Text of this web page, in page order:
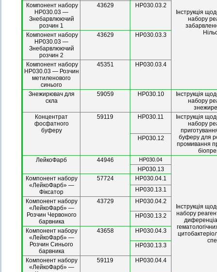
Інструкція
набору
Компонент набору
HP030.03 —
Знебарвлюючий
розчин 1
43629 HP030.03.2
Компонент набору
HP030.03 —
Знебарвлюючий
розчин 2
43629 HP030.03.3
Компонент набору
HP030.03 — Розчин
метиленового
синього
45351 HP030.03.4
Знежирювач для
скла
59059 HP030.10
Інструкція
набору
Концентрат
фосфатного
буферу
59119 НР030.11
Інструкція
набору
буферу для
промивання
НР030.12
ЛейкоФарб 44946 НР030.04
Інструкція
набору
НР030.13
Компонент набору
«ЛейкоФарб» —
Фіксатор
57724
НР030.04.1
НР030.13.1
Компонент набору
«ЛейкоФарб» —
Розчин Червоного
барвника
43729 НР030.04.2
НР030.13.2
Компонент набору
«ЛейкоФарб» —
Розчин Синього
барвника
43658 НР030.04.3
НР030.13.3
Компонент набору
«ЛейкоФарб» —
59119 НР030.04.4